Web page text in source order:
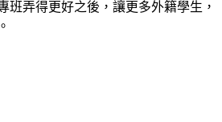
班弄得更好之後，讓更多外籍學生，